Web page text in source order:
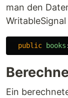
man den
public books :
Ein